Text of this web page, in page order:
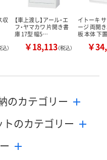
収
込）
【車上渡し】アール・エ
フ・ヤマカワ 片開き書
庫 17型 幅5…
￥18,113（税込）
イトーキ
ージ 両開
板 本体 下
￥
のカテゴリー
のカテゴリー